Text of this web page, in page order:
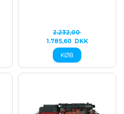
2.232,00
1.785,60 DKK